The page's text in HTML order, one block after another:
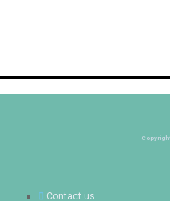
Contact us